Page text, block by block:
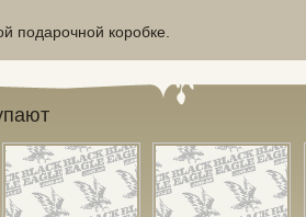
подарочной коробке.